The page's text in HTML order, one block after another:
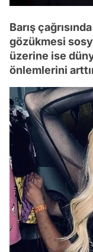
Barış
gözükmesi
üzerine ise
önlemlerini